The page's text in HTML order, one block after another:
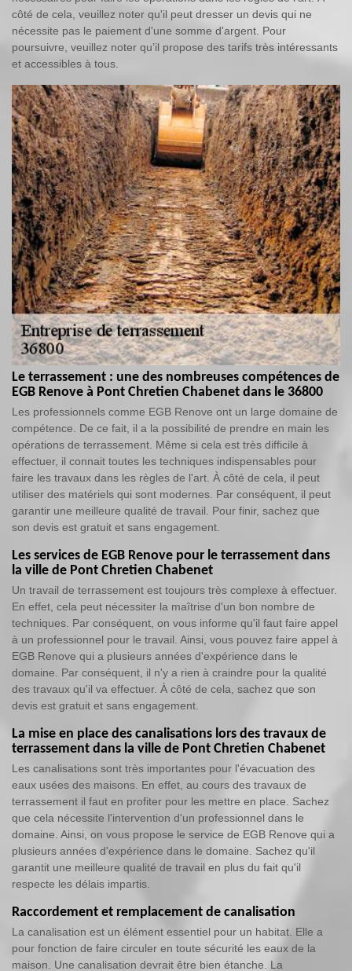
côté de cela, veuillez noter qu'il peut dresser un devis qui ne
nécessite pas le paiement d'une somme d'argent. Pour
poursuivre, veuillez noter qu’il propose des tarifs très intéressants
et accessibles à tous.
Le terrassement : une des nombreuses compétences de
EGB Renove à Pont Chretien Chabenet dans le 36800
Les professionnels comme EGB Renove ont un large domaine de
compétence. De ce fait, il a la possibilité de prendre en main les
opérations de terrassement. Même si cela est très difficile à
effectuer, il connait toutes les techniques indispensables pour
faire les travaux dans les règles de l'art. À côté de cela, il peut
utiliser des matériels qui sont modernes. Par conséquent, il peut
garantir une meilleure qualité de travail. Pour finir, sachez que
son devis est gratuit et sans engagement.
Les services de EGB Renove pour le terrassement dans
la ville de Pont Chretien Chabenet
Un travail de terrassement est toujours très complexe à effectuer.
En effet, cela peut nécessiter la maîtrise d'un bon nombre de
techniques. Par conséquent, on vous informe qu'il faut faire appel
à un professionnel pour le travail. Ainsi, vous pouvez faire appel à
EGB Renove qui a plusieurs années d'expérience dans le
domaine. Par conséquent, il n'y a rien à craindre pour la qualité
des travaux qu'il va effectuer. À côté de cela, sachez que son
devis est gratuit et sans engagement.
La mise en place des canalisations lors des travaux de
terrassement dans la ville de Pont Chretien Chabenet
Les canalisations sont très importantes pour l'évacuation des
eaux usées des maisons. En effet, au cours des travaux de
terrassement il faut en profiter pour les mettre en place. Sachez
que cela nécessite l'intervention d'un professionnel dans le
domaine. Ainsi, on vous propose le service de EGB Renove qui a
plusieurs années d'expérience dans le domaine. Sachez qu'il
garantit une meilleure qualité de travail en plus du fait qu'il
respecte les délais impartis.
Raccordement et remplacement de canalisation
La canalisation est un élément essentiel pour un habitat. Elle a
pour fonction de faire circuler en toute sécurité les eaux de la
maison. Une canalisation devrait être bien étanche. La